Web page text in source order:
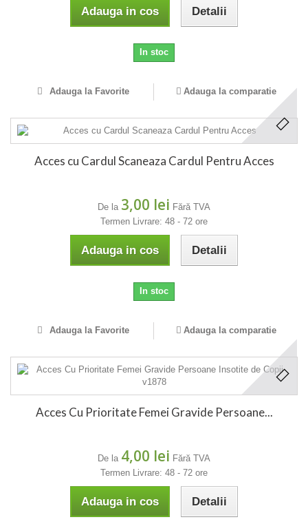
Adauga in cos Detalii
In stoc
Adauga la Favorite Adauga la comparatie
Acces cu Cardul Scaneaza Cardul Pentru Acces
De la 3,00 lei Fără TVA
Termen Livrare: 48 - 72 ore
Adauga in cos Detalii
In stoc
Adauga la Favorite Adauga la comparatie
Acces Cu Prioritate Femei Gravide Persoane...
De la 4,00 lei Fără TVA
Termen Livrare: 48 - 72 ore
Adauga in cos Detalii